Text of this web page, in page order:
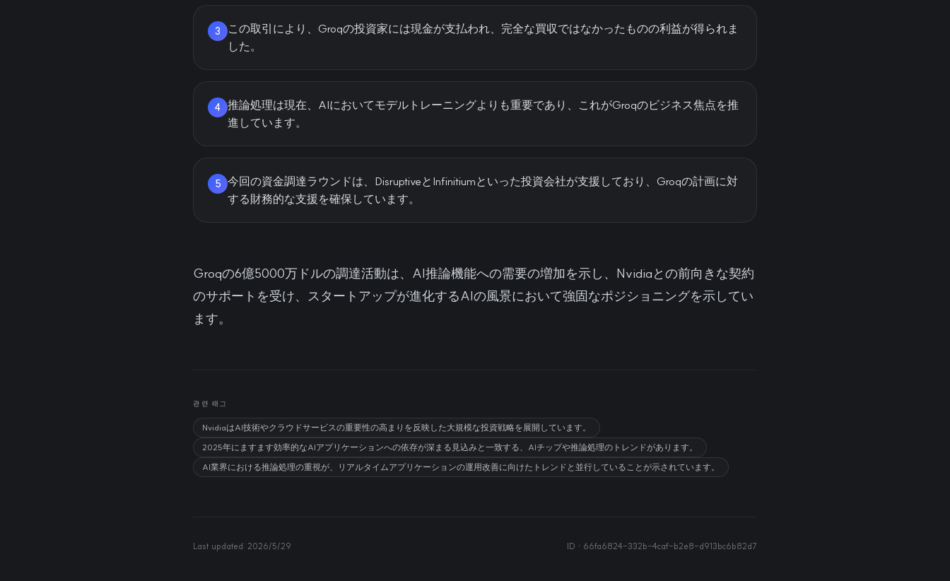
3
この取引により、Groqの投資家には現金が支払われ、完全な買収ではなかったものの利益が得られま
した。
4 推論処理は現在、AIにおいてモデルトレーニングよりも重要であり、これがGroqのビジネス焦点を推
進しています。
5 今回の資金調達ラウンドは、DisruptiveとInfinitiumといった投資会社が支援しており、Groqの計画に対
する財務的な支援を確保しています。
Groqの6億5000万ドルの調達活動は、AI推論機能への需要の増加を示し、Nvidiaとの前向きな契約
のサポートを受け、スタートアップが進化するAIの風景において強固なポジショニングを示してい
ます。
관련 태그
NvidiaはAI技術やクラウドサービスの重要性の高まりを反映した大規模な投資戦略を展開しています。
2025年にますます効率的なAIアプリケーションへの依存が深まる見込みと一致する、AIチップや推論処理のトレンドがあります。
AI業界における推論処理の重視が、リアルタイムアプリケーションの運用改善に向けたトレンドと並行していることが示されています。
Last updated: 2026/5/29 ID · 66fa6824-332b-4caf-b2e8-d913bc6b82d7